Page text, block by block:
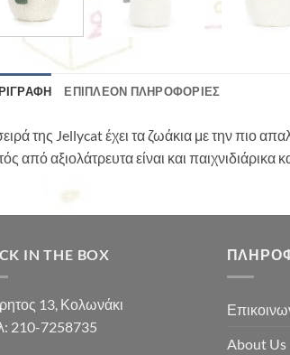
ΕΠΙΠΛΈΟΝ ΠΛΗΡΟΦΟΡΊΕΣ
της Jellycat έχει τα ζωάκια με την πιο
από αξιολάτρευτα είναι και
IN THE BOX
13, Κολωνάκι
210-7258735
About Us